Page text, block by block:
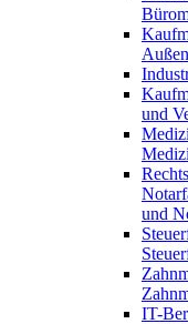
und
und
IT-